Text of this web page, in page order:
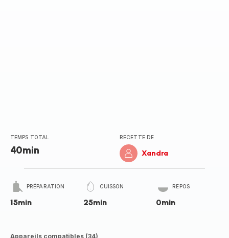
TEMPS TOTAL
40min
RECETTE DE
Xandra
PRÉPARATION
15min
CUISSON
25min
REPOS
0min
Appareils compatibles (34)